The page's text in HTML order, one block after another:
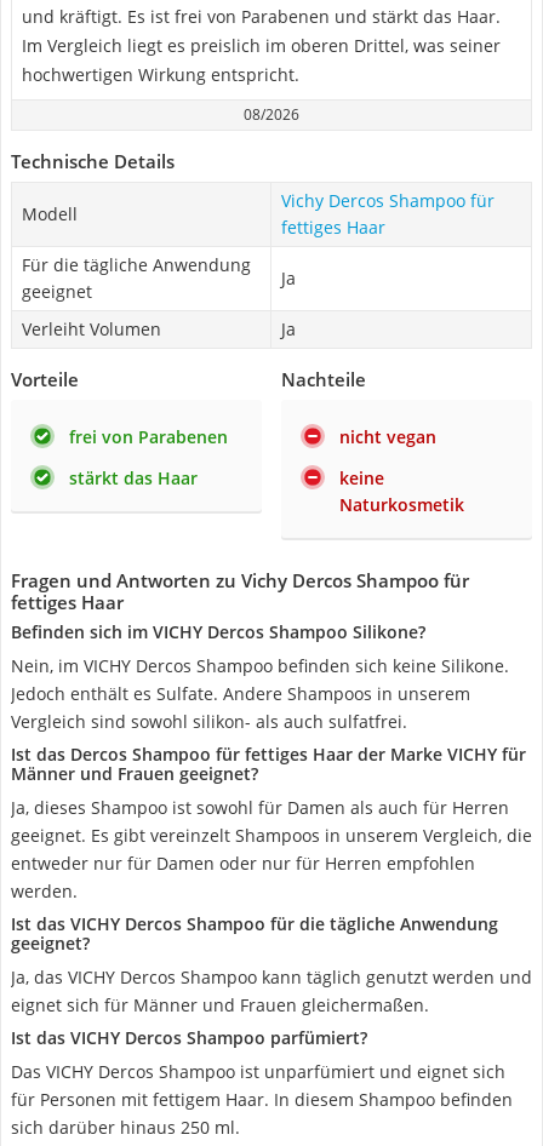
und kräftigt. Es ist frei von Parabenen und stärkt das Haar.
Im Vergleich liegt es preislich im oberen Drittel, was seiner
hochwertigen Wirkung entspricht.
08/2026
Technische Details
Modell
Vichy Dercos Shampoo für
fettiges Haar
Für die tägliche Anwendung
geeignet
Ja
Verleiht Volumen Ja
Vorteile
frei von Parabenen
stärkt das Haar
Nachteile
nicht vegan
keine
Naturkosmetik
Fragen und Antworten zu Vichy Dercos Shampoo für
fettiges Haar
Befinden sich im VICHY Dercos Shampoo Silikone?
Nein, im VICHY Dercos Shampoo befinden sich keine Silikone.
Jedoch enthält es Sulfate. Andere Shampoos in unserem
Vergleich sind sowohl silikon- als auch sulfatfrei.
Ist das Dercos Shampoo für fettiges Haar der Marke VICHY für
Männer und Frauen geeignet?
Ja, dieses Shampoo ist sowohl für Damen als auch für Herren
geeignet. Es gibt vereinzelt Shampoos in unserem Vergleich, die
entweder nur für Damen oder nur für Herren empfohlen
werden.
Ist das VICHY Dercos Shampoo für die tägliche Anwendung
geeignet?
Ja, das VICHY Dercos Shampoo kann täglich genutzt werden und
eignet sich für Männer und Frauen gleichermaßen.
Ist das VICHY Dercos Shampoo parfümiert?
Das VICHY Dercos Shampoo ist unparfümiert und eignet sich
für Personen mit fettigem Haar. In diesem Shampoo befinden
sich darüber hinaus 250 ml.